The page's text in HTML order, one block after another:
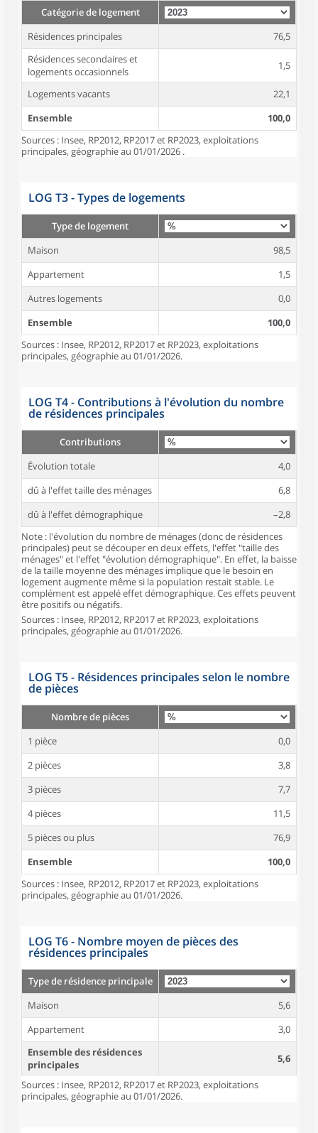
Catégorie de logement
Résidences principales
76,5
Résidences secondaires et
logements occasionnels
1,5
Logements vacants
22,1
Ensemble
100,0
Sources : Insee, RP2012, RP2017 et RP2023, exploitations
principales, géographie au 01/01/2026 .
LOG T3 - Types de logements
Type de logement
Maison
98,5
Appartement
1,5
Autres logements
0,0
Ensemble
100,0
Sources : Insee, RP2012, RP2017 et RP2023, exploitations
principales, géographie au 01/01/2026.
LOG T4 - Contributions à l'évolution du nombre
de résidences principales
Contributions
Évolution totale
4,0
dû à l'effet taille des ménages
6,8
dû à l'effet démographique
–2,8
Note : l'évolution du nombre de ménages (donc de résidences
principales) peut se découper en deux effets, l'effet "taille des
ménages" et l'effet "évolution démographique". En effet, la baisse
de la taille moyenne des ménages implique que le besoin en
logement augmente même si la population restait stable. Le
complément est appelé effet démographique. Ces effets peuvent
être positifs ou négatifs.
Sources : Insee, RP2012, RP2017 et RP2023, exploitations
principales, géographie au 01/01/2026.
LOG T5 - Résidences principales selon le nombre
de pièces
Nombre de pièces
1 pièce
0,0
2 pièces
3,8
3 pièces
7,7
4 pièces
11,5
5 pièces ou plus
76,9
Ensemble
100,0
Sources : Insee, RP2012, RP2017 et RP2023, exploitations
principales, géographie au 01/01/2026.
LOG T6 - Nombre moyen de pièces des
résidences principales
Type de résidence principale
Maison
5,6
Appartement
3,0
Ensemble des résidences
principales
5,6
Sources : Insee, RP2012, RP2017 et RP2023, exploitations
principales, géographie au 01/01/2026.